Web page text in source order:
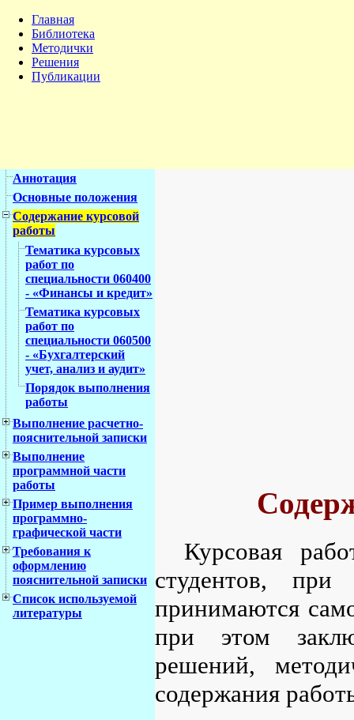
Главная
Библиотека
Методички
Решения
Публикации
Аннотация
Основные положения
Содержание курсовой
работы
Тематика курсовых
работ по
специальности 060400
- «Финансы и кредит»
Тематика курсовых
работ по
специальности 060500
- «Бухгалтерский
учет, анализ и аудит»
Порядок выполнения
работы
Выполнение расчетно-
пояснительной записки
Выполнение
программной части
работы
Пример выполнения
программно-
графической части
Требования к
оформлению
пояснительной записки
Список используемой
литературы
Курсовая
студентов,
принимаются
при этом
решений,
содержания